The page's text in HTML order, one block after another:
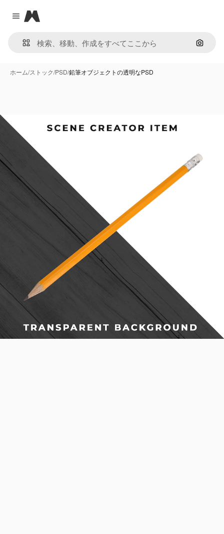
Close menu
Magnific
画像で
ホーム/ストック/PSD/鉛筆オブジェクトの透明なPSD